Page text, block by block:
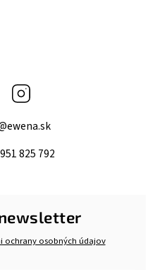
Facebook
ewena.sk
825 792
ochrany osobných údajov